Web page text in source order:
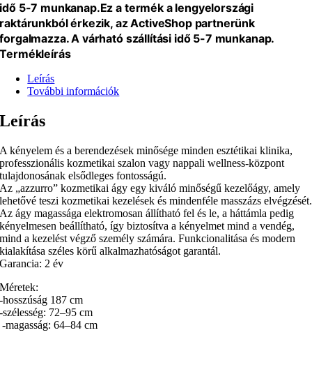
idő 5-7 munkanap.Ez a termék a lengyelországi
raktárunkból érkezik, az ActiveShop partnerünk
forgalmazza. A várható szállítási idő 5-7 munkanap.
Termékleírás
Leírás
További információk
Leírás
A kényelem és a berendezések minősége minden esztétikai klinika,
professzionális kozmetikai szalon vagy nappali wellness-központ
tulajdonosának elsődleges fontosságú.
Az „azzurro” kozmetikai ágy egy kiváló minőségű kezelőágy, amely
lehetővé teszi kozmetikai kezelések és mindenféle masszázs elvégzését.
Az ágy magassága elektromosan állítható fel és le, a háttámla pedig
kényelmesen beállítható, így biztosítva a kényelmet mind a vendég,
mind a kezelést végző személy számára. Funkcionalitása és modern
kialakítása széles körű alkalmazhatóságot garantál.
Garancia: 2 év
Méretek:
-hosszúság 187 cm
-szélesség: 72–95 cm
-magasság: 64–84 cm